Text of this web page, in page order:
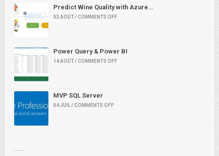
Predict Wine Quality with Azure...
03 AOÛT / COMMENTS OFF
Power Query & Power BI
14 AOÛT / COMMENTS OFF
MVP SQL Server
04 JUIL / COMMENTS OFF